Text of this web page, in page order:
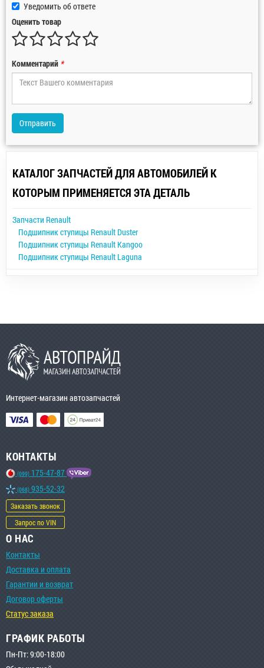
Уведомить об ответе
Оценить товар
Комментарий *
Отправить
КАТАЛОГ ЗАПЧАСТЕЙ ДЛЯ АВТОМОБИЛЕЙ К
КОТОРЫМ ПРИМЕНЯЕТСЯ ЭТА ДЕТАЛЬ
Запчасти Renault
Подшипник ступицы Renault Duster
Подшипник ступицы Renault Kangoo
Подшипник ступицы Renault Laguna
Интернет-магазин автозапчастей
КОНТАКТЫ
(099) 175-47-87
(068) 935-52-32
Заказать звонок
Запрос по VIN
О НАС
Контакты
Доставка и оплата
Гарантии и возврат
Договор оферты
Статус заказа
ГРАФИК РАБОТЫ
Пн-Пт: 9:00-18:00